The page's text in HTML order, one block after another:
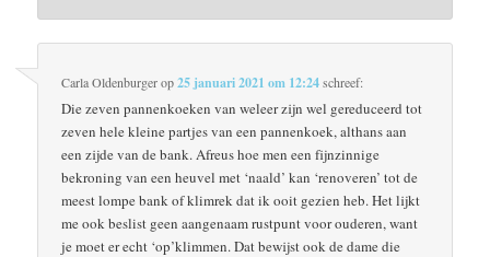
Carla Oldenburgerop25 januari 2021 om 12:24schreef:
Die zeven pannenkoeken van weleer zijn wel gereduceerd tot
zeven hele kleine partjes van een pannenkoek, althans aan
een zijde van de bank. Afreus hoe men een fijnzinnige
bekroning van een heuvel met ‘naald’ kan ‘renoveren’ tot de
meest lompe bank of klimrek dat ik ooit gezien heb. Het lijkt
me ook beslist geen aangenaam rustpunt voor ouderen, want
je moet er echt ‘op’klimmen. Dat bewijst ook de dame die